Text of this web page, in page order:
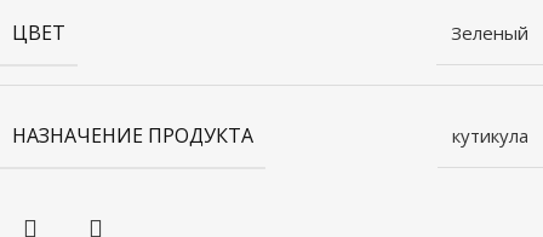
ЦВЕТ Зеленый
НАЗНАЧЕНИЕ ПРОДУКТА кутикула